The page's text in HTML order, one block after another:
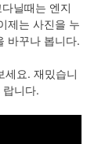
닐때는 엔지
제는 사진을 누
바꾸나 봅니다.
요. 재밌습니
니다.